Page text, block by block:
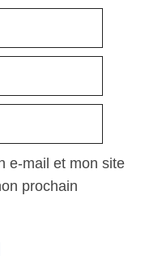
e-mail et mon site
prochain